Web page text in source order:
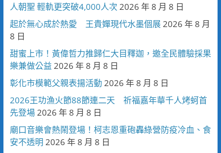
人朝聖 輕軌更突破4,000人次 2026 年 8 月 8 日
起於無心成於熱愛 王貴嬋現代水墨個展2026 年 8 月
8 日
甜蜜上市！黃偉哲力推歸仁大目釋迦，邀全民體驗採果
樂兼做公益 2026 年 8 月 8 日
彰化市模範父親表揚活動 2026 年 8 月 8 日
2026王功漁火節88節連二天 祈福嘉年華千人烤蚵首
先登場2026 年 8 月 8 日
廟口音樂會熱鬧登場！柯志恩重砲轟綠營防疫冷血、食
安不透明 2026 年 8 月 8 日